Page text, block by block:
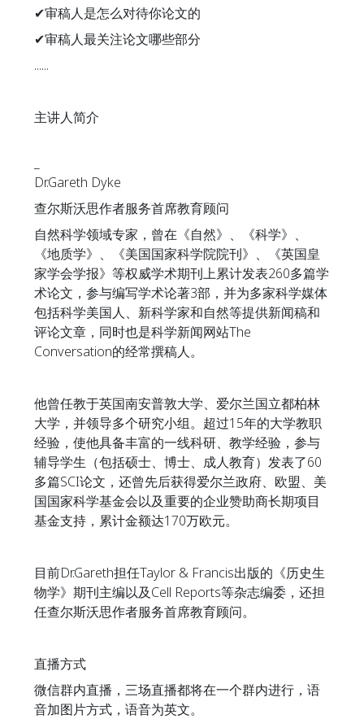
✔审稿人是怎么对待你论文的
✔审稿人最关注论文哪些部分
......
主讲人简介
Dr.Gareth Dyke
查尔斯沃思作者服务首席教育顾问
自然科学领域专家，曾在《自然》、《科学》、
《地质学》、《美国国家科学院院刊》、《英国皇
家学会学报》等权威学术期刊上累计发表260多篇学
术论文，参与编写学术论著3部，并为多家科学媒体
包括科学美国人、新科学家和自然等提供新闻稿和
评论文章，同时也是科学新闻网站The
Conversation的经常撰稿人。
他曾任教于英国南安普敦大学、爱尔兰国立都柏林
大学，并领导多个研究小组。超过15年的大学教职
经验，使他具备丰富的一线科研、教学经验，参与
辅导学生（包括硕士、博士、成人教育）发表了60
多篇SCI论文，还曾先后获得爱尔兰政府、欧盟、美
国国家科学基金会以及重要的企业赞助商长期项目
基金支持，累计金额达170万欧元。
目前Dr.Gareth担任Taylor & Francis出版的《历史生
物学》期刊主编以及Cell Reports等杂志编委，还担
任查尔斯沃思作者服务首席教育顾问。
直播方式
微信群内直播，三场直播都将在一个群内进行，语
音加图片方式，语音为英文。